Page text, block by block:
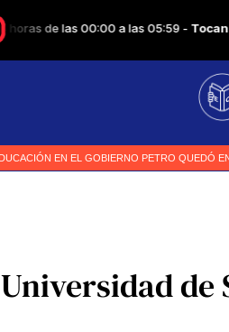
Universidad de